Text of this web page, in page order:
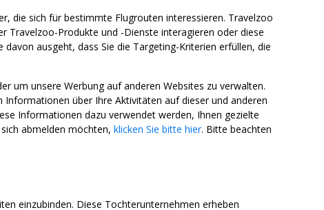
die sich für bestimmte Flugrouten interessieren. Travelzoo
Travelzoo-Produkte und -Dienste interagieren oder diese
ausgeht, dass Sie die Targeting-Kriterien erfüllen, die
um unsere Werbung auf anderen Websites zu verwalten.
über Ihre Aktivitäten auf dieser und anderen
Informationen dazu verwendet werden, Ihnen gezielte
abmelden möchten, klicken Sie bitte hier. Bitte beachten
einzubinden. Diese Tochterunternehmen erheben